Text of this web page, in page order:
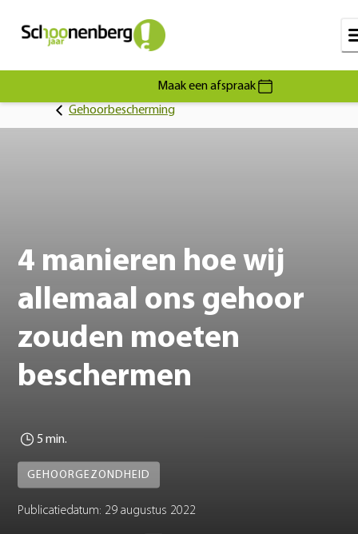
Maak een afspraak
Gehoorbescherming
4 manieren hoe wij
allemaal ons gehoor
zouden moeten
beschermen
5 min.
GEHOORGEZONDHEID
Publicatiedatum: 29 augustus 2022